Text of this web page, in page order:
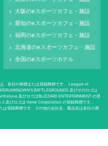
keyboard_arrow_right 大阪のeスポーツカフェ・施設
keyboard_arrow_right 愛知のeスポーツカフェ・施設
keyboard_arrow_right 福岡のeスポーツカフェ・施設
keyboard_arrow_right 北海道のeスポーツカフェ・施設
keyboard_arrow_right 全国のeスポーツホテル
、各社の商標または登録商標です。 League of
BATTLEGROUNDS 及びそのロゴは
及びロゴはBLIZZARD ENTERTAINMENT の登
及びロゴは Valve Corporation の登録商標です。
登録商標です。その他の会社名、製品名は各社の商